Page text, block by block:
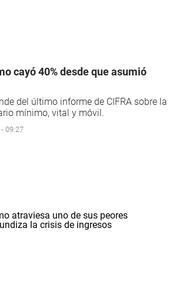
cayó 40% desde que asumió
del último informe de CIFRA sobre la
mínimo, vital y móvil.
09:27